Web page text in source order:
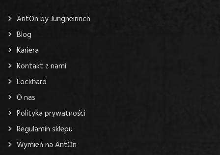
AntOn by Jungheinrich
Blog
Kariera
Kontakt z nami
Lockhard
O nas
Polityka prywatności
Regulamin sklepu
Wymień na AntOn